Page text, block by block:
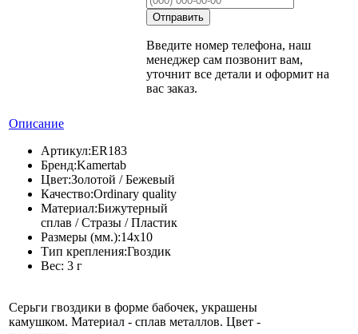
Введите номер телефона, наш
менеджер сам позвонит вам,
уточнит все детали и оформит на
вас заказ.
Описание
Артикул:ER183
Бренд:Kamertab
Цвет:Золотой / Бежевый
Качество:Ordinary quality
Материал:Бижутерный
сплав / Стразы / Пластик
Размеры (мм.):14х10
Тип крепления:Гвоздик
Вес: 3 г
Серьги гвоздики в форме бабочек, украшены
камушком. Материал - сплав металлов. Цвет -